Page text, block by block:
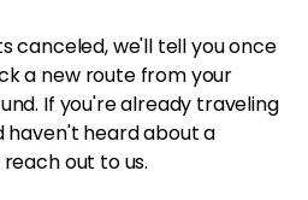
canceled, we'll tell you once
a new route from your
If you're already traveling
heard about a
out to us.